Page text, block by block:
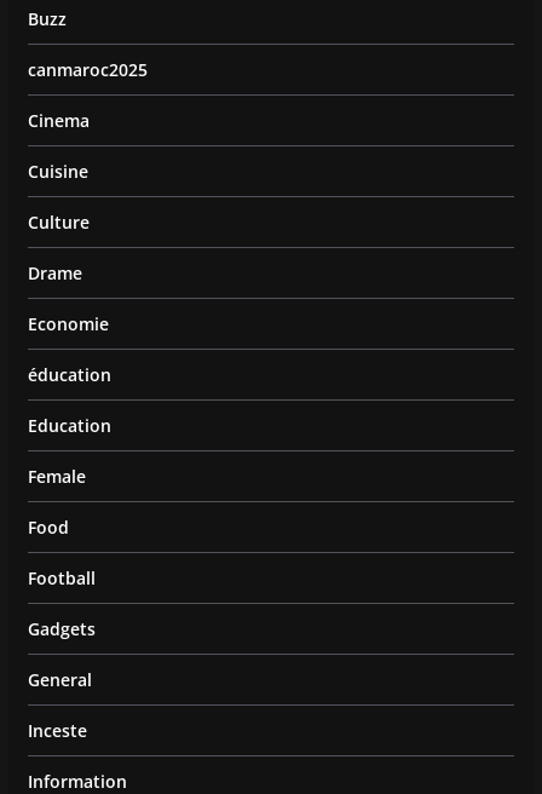
Buzz
canmaroc2025
Cinema
Cuisine
Culture
Drame
Economie
éducation
Education
Female
Food
Football
Gadgets
General
Inceste
Information